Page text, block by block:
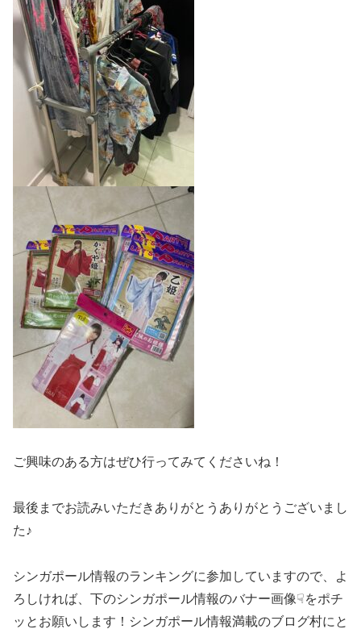
ご興味のある方はぜひ行ってみてくださいね！
最後までお読みいただきありがとうありがとうございまし
た♪
シンガポール情報のランキングに参加していますので、よ
ろしければ、下のシンガポール情報のバナー画像☟をポチ
ッとお願いします！シンガポール情報満載のブログ村にと